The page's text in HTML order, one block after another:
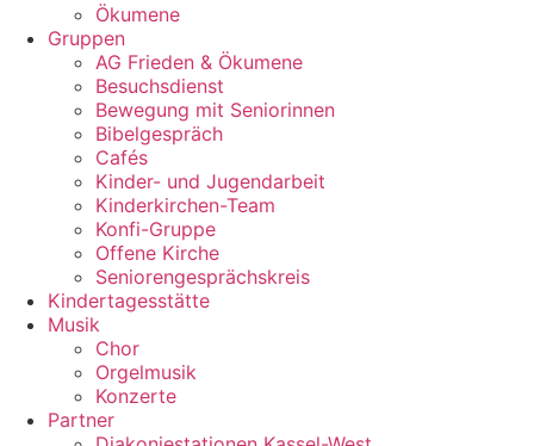
Ökumene
Gruppen
AG Frieden & Ökumene
Besuchsdienst
Bewegung mit Seniorinnen
Bibelgespräch
Cafés
Kinder- und Jugendarbeit
Kinderkirchen-Team
Konfi-Gruppe
Offene Kirche
Seniorengesprächskreis
Kindertagesstätte
Musik
Chor
Orgelmusik
Konzerte
Partner